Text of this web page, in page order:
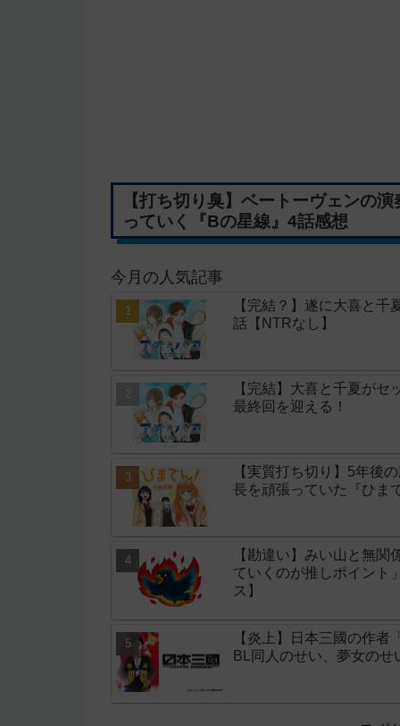
【打ち切り臭】ベートーヴェンの
っていく『Bの星線』4話感想
今月の人気記事
【完結？】遂に大喜と
話【NTRなし】
【完結】大喜と千夏が
最終回を迎える！
【実質打ち切り】5年後
長を頑張っていた『ひま
【勘違い】みい山と無
ていくのが推しポイント
ス】
【炎上】日本三國の作
BL同人のせい、夢女の